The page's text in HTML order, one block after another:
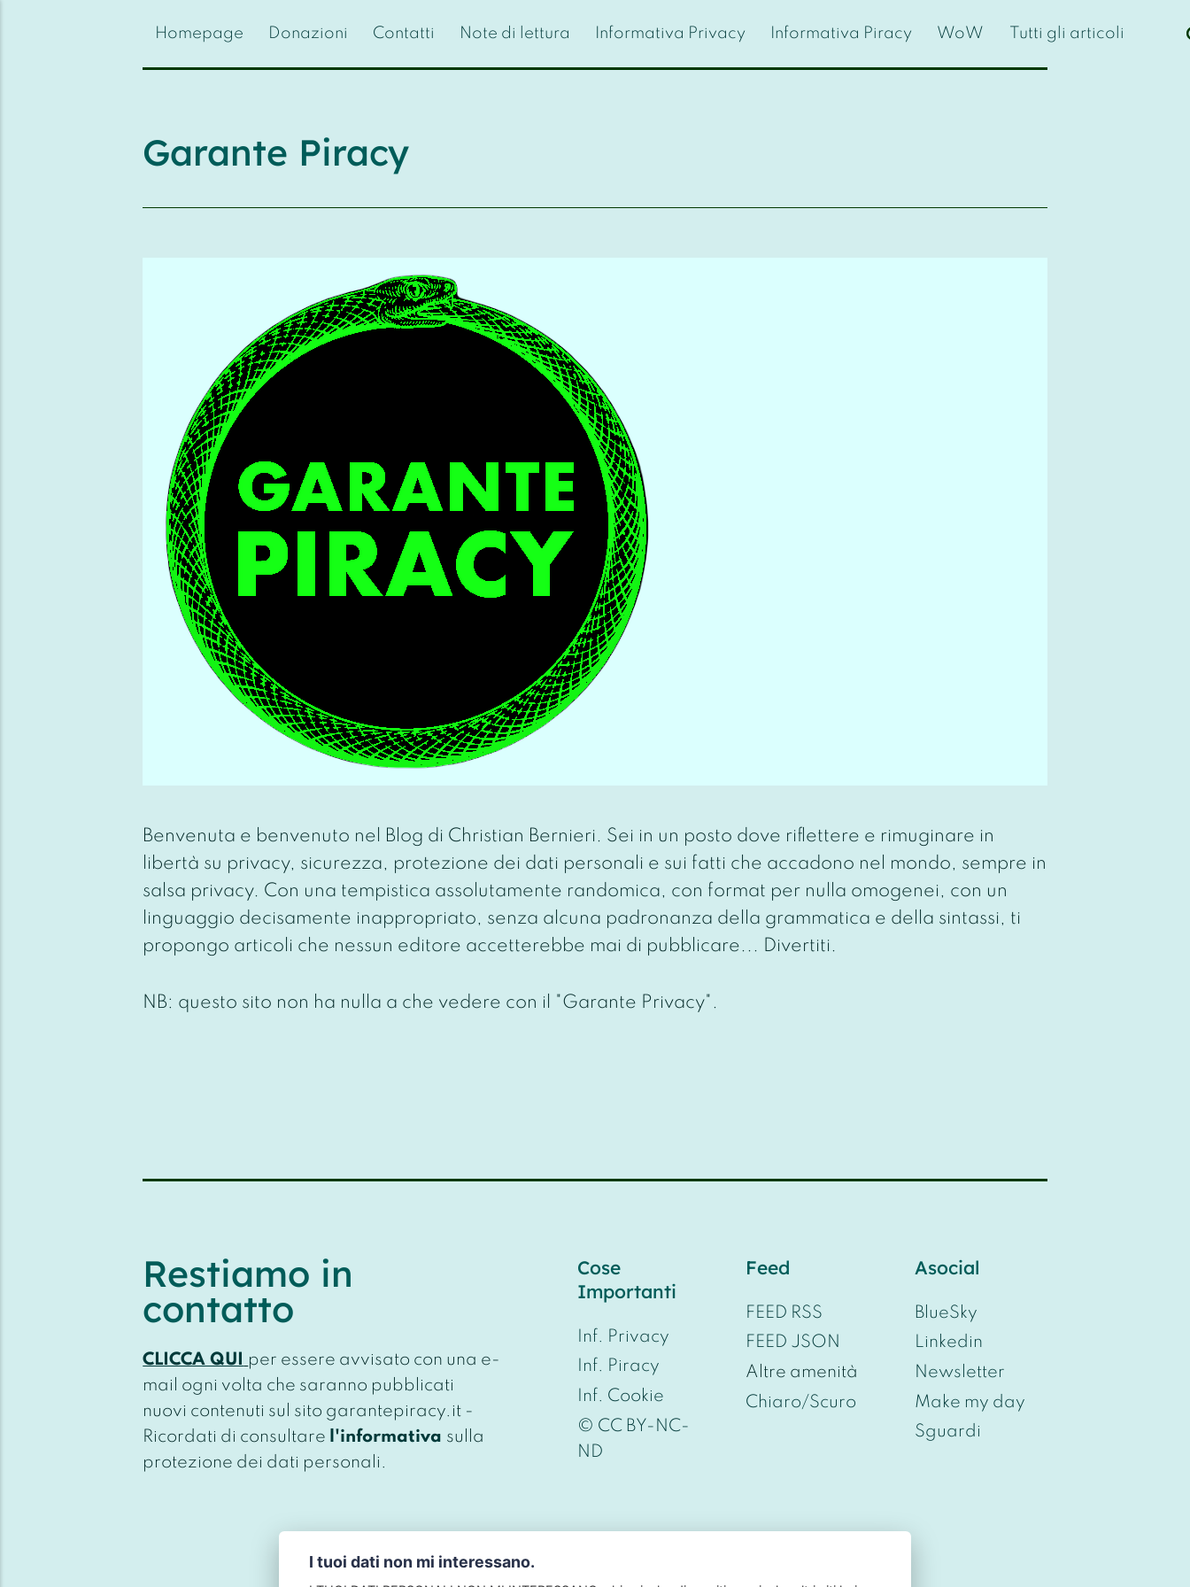
Homepage Donazioni Contatti Note di lettura Informativa Privacy Informativa Piracy WoW Tutti gli articoli
Garante Piracy
Benvenuta e benvenuto nel Blog di Christian Bernieri. Sei in un posto dove riflettere e rimuginare in
libertà su privacy, sicurezza, protezione dei dati personali e sui fatti che accadono nel mondo, sempre in
salsa privacy. Con una tempistica assolutamente randomica, con format per nulla omogenei, con un
linguaggio decisamente inappropriato, senza alcuna padronanza della grammatica e della sintassi, ti
propongo articoli che nessun editore accetterebbe mai di pubblicare... Divertiti.
NB: questo sito non ha nulla a che vedere con il "Garante Privacy".
Restiamo in
contatto
CLICCA QUI
per essere avvisato con una e-
mail ogni volta che saranno pubblicati
nuovi contenuti sul sito garantepiracy.it -
Ricordati di consultare l'informativa sulla
protezione dei dati personali.
Cose
Importanti
Inf. Privacy
Inf. Piracy
Inf. Cookie
© CC BY-NC-
ND
Feed
FEED RSS
FEED JSON
Altre amenità
Chiaro/Scuro
Asocial
BlueSky
Linkedin
Newsletter
Make my day
Sguardi
I tuoi dati non mi interessano.